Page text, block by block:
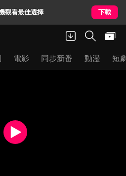
觀看最佳選擇 下載
電影 同步新番 動漫 短